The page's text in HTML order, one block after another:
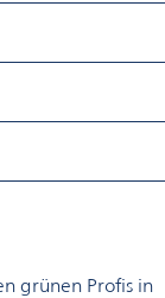
grünen Profis in